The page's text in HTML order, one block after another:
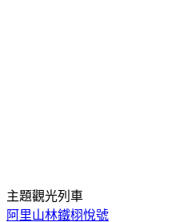
主題觀光列車
阿里山林鐵栩悅號